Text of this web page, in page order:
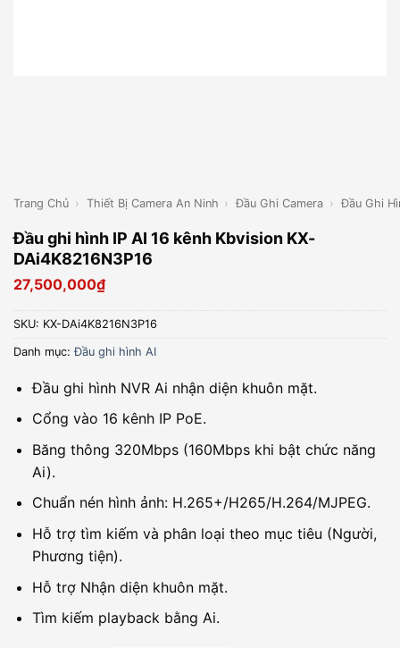
Trang Chủ › Thiết Bị Camera An Ninh › Đầu Ghi Camera › Đầu Ghi
Đầu ghi hình IP AI 16 kênh Kbvision KX-
DAi4K8216N3P16
27,500,000₫
SKU: KX-DAi4K8216N3P16
Danh mục:Đầu ghi hình AI
Đầu ghi hình NVR Ai nhận diện khuôn mặt.
Cổng vào 16 kênh IP PoE.
Băng thông 320Mbps (160Mbps khi bật chức năng
Ai).
Chuẩn nén hình ảnh: H.265+/H265/H.264/MJPEG.
Hỗ trợ tìm kiếm và phân loại theo mục tiêu (Người,
Phương tiện).
Hỗ trợ Nhận diện khuôn mặt.
Tìm kiếm playback bằng Ai.